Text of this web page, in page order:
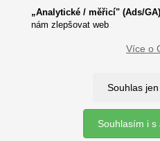
Online
K jakémukoliv užití textů a
Copyright © 2012 -
Ochrana
„Analytické / měřicí" (Ads/GA)
nám zlepšovat web
Více o
Souhlas
Souhlasím i s